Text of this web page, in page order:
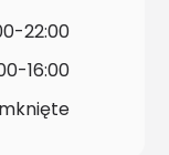
22:00
16:00